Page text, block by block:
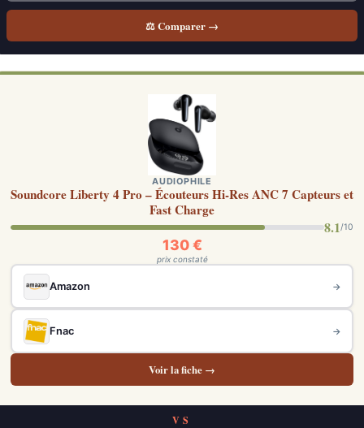
⚖ Comparer →
AUDIOPHILE
Soundcore Liberty 4 Pro – Écouteurs Hi-Res ANC 7 Capteurs et
Fast Charge
8.1/10
130 €
prix constaté
Amazon →
Fnac →
Voir la fiche →
VS